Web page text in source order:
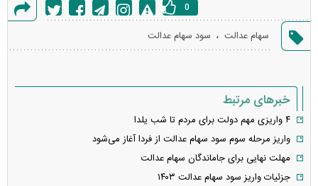
خطا
0
سهام عدالت ، سود سهام عدالت
خبرهای مرتبط
۴ واریزی مهم دولت برای مردم تا شب یلدا
واریز مرحله سوم سود سهام عدالت از فردا آغاز می‌شود
مهلت نهایی برای جاماندگان سهام عدالت
جزئیات واریز سود سهام عدالت ۱۴۰۳